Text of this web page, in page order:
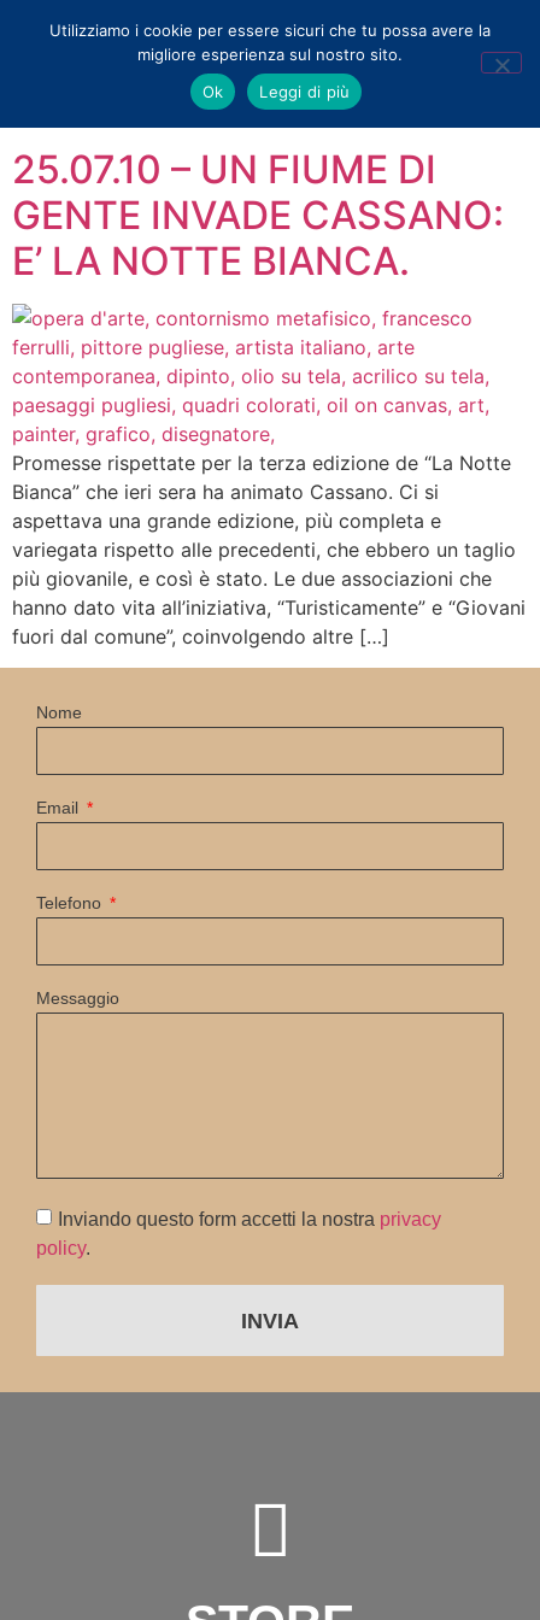
notte bianca
25.07.10 – UN FIUME DI
GENTE INVADE CASSANO:
E’ LA NOTTE BIANCA.
Promesse rispettate per la terza edizione de “La Notte
Bianca” che ieri sera ha animato Cassano. Ci si
aspettava una grande edizione, più completa e
variegata rispetto alle precedenti, che ebbero un taglio
più giovanile, e così è stato. Le due associazioni che
hanno dato vita all’iniziativa, “Turisticamente” e “Giovani
fuori dal comune”, coinvolgendo altre […]
Nome
Email
Telefono
Messaggio
Inviando questo form accetti la nostra privacy
policy.
INVIA
Utilizziamo i cookie per essere sicuri che tu possa avere la
migliore esperienza sul nostro sito.
Ok
Leggi di più